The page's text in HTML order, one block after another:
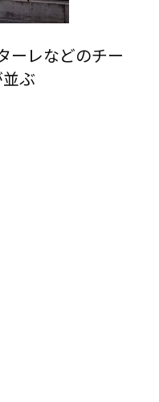
ーレなどのチー
ぶ